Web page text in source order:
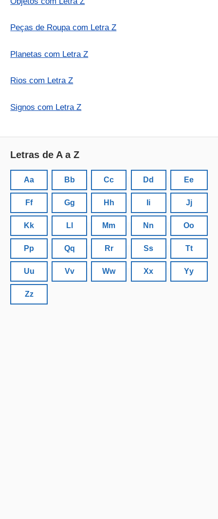
Peças de Roupa com Letra Z
Planetas com Letra Z
Rios com Letra Z
Signos com Letra Z
Letras de A a Z
Aa Bb Cc Dd Ee
Ff Gg Hh Ii Jj
Kk Ll Mm Nn Oo
Pp Qq Rr Ss Tt
Uu Vv Ww Xx Yy
Zz